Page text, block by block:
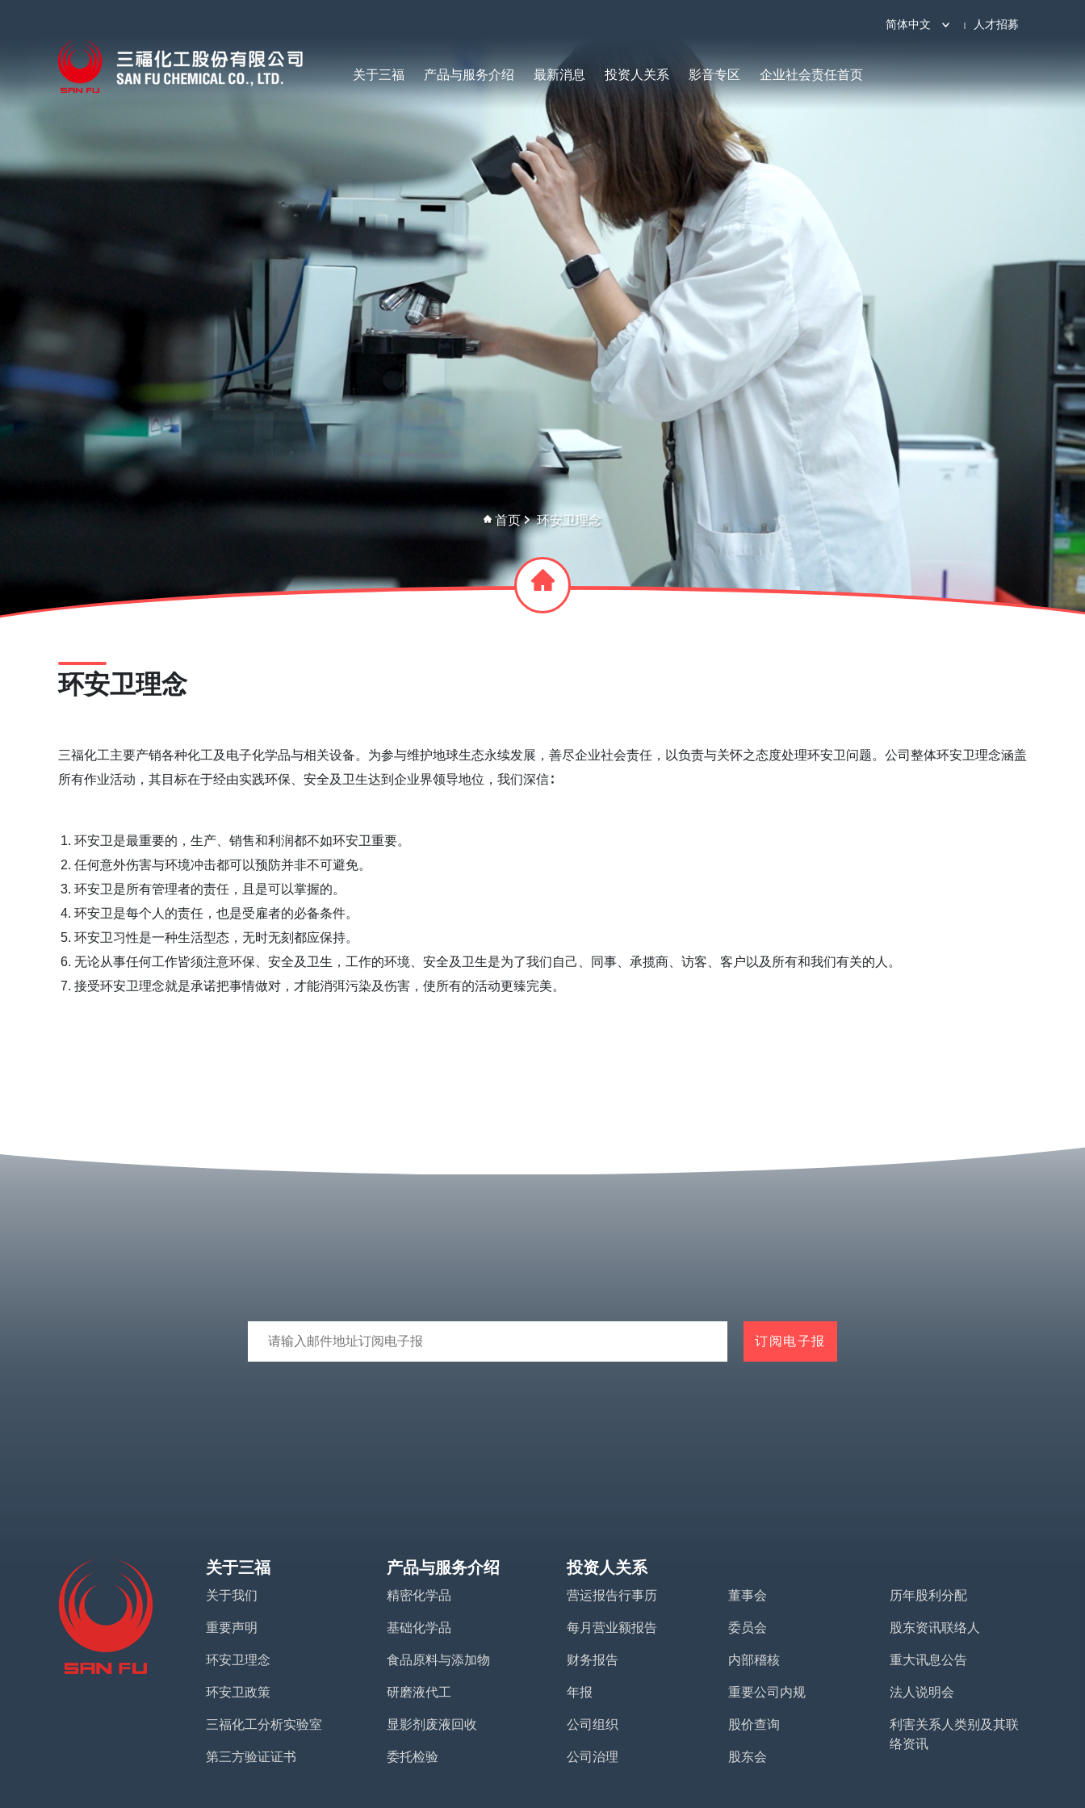
关于三福 产品与服务介绍 最新消息 投资人关系 影音专区 企业社会责任首页
简体中文 人才招募
首页 环安卫理念
环安卫理念
三福化工主要产销各种化工及电子化学品与相关设备。为参与维护地球生态永续发展，善尽企业社会责任，以负责与关怀之态度处理环安卫问题。公司整体环安卫理念涵盖
所有作业活动，其目标在于经由实践环保、安全及卫生达到企业界领导地位，我们深信∶
环安卫是最重要的，生产、销售和利润都不如环安卫重要。
任何意外伤害与环境冲击都可以预防并非不可避免。
环安卫是所有管理者的责任，且是可以掌握的。
环安卫是每个人的责任，也是受雇者的必备条件。
环安卫习性是一种生活型态，无时无刻都应保持。
无论从事任何工作皆须注意环保、安全及卫生，工作的环境、安全及卫生是为了我们自己、同事、承揽商、访客、客户以及所有和我们有关的人。
接受环安卫理念就是承诺把事情做对，才能消弭污染及伤害，使所有的活动更臻完美。
关于三福
关于我们
重要声明
环安卫理念
环安卫政策
三福化工分析实验室
第三方验证证书
产品与服务介绍
精密化学品
基础化学品
食品原料与添加物
研磨液代工
显影剂废液回收
委托检验
投资人关系
营运报告行事历
每月营业额报告
财务报告
年报
公司组织
公司治理
董事会
委员会
内部稽核
重要公司内规
股价查询
股东会
历年股利分配
股东资讯联络人
重大讯息公告
法人说明会
利害关系人类别及其联
络资讯